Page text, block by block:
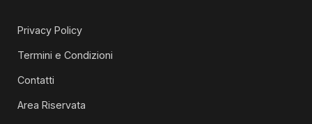
Privacy Policy
Termini e Condizioni
Contatti
Area Riservata